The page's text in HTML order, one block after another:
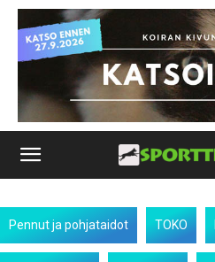
Pennut ja pohjataidot TOKO